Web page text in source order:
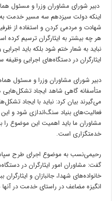
دبیر شورای مشاوران وزرا و مسئول
اینکه دولت سیزدهم سه مسیر خدمت به
شهادت و مردمی کردن و استفاده از
هر چه بیشتر به ایثارگران ترسیم کرده
نباید به شعار ختم شود بلکه باید
ایثارگران در دستگاه‌های اجرایی وظیفه
دبیر شورای مشاوران وزرا و مسئول
متأسفانه گاهی شاهد ایجاد تشکل‌هایی
می‌گیرند بیان کرد: نباید با ایجاد
فعالیت‌های بنیاد سنگ‌اندازی شود و این
مشاوران ما باید اهمیت این موضوع را
خدمتگزاری است.
رحیمی‌نسب به موضوع اجرای طرح
گفت: مشاوران امور ایثارگران در
خانواده‌های شهدا، جانبازان و
انگیزه مضاعف در راستای خدمت در